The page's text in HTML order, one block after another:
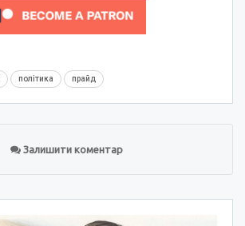
політика прайд
Залишити коментар